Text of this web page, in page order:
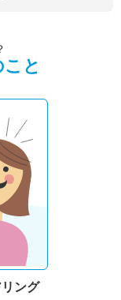
と
ング